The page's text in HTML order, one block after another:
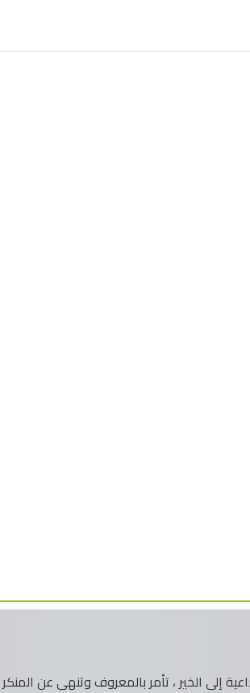
إلى الخير ، تأمر بالمعروف وتنهى عن المنكر